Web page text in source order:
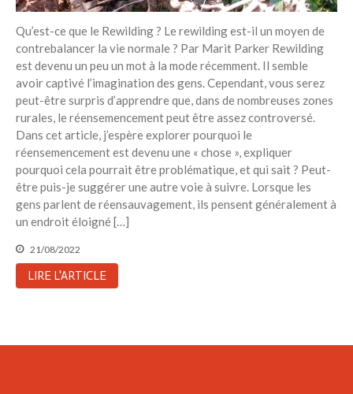
Qu’est-ce que le Rewilding ? Le rewilding est-il un moyen de
contrebalancer la vie normale ? Par Marit Parker Rewilding
est devenu un peu un mot à la mode récemment. Il semble
avoir captivé l’imagination des gens. Cependant, vous serez
peut-être surpris d’apprendre que, dans de nombreuses zones
rurales, le réensemencement peut être assez controversé.
Dans cet article, j’espère explorer pourquoi le
réensemencement est devenu une « chose », expliquer
pourquoi cela pourrait être problématique, et qui sait ? Peut-
être puis-je suggérer une autre voie à suivre. Lorsque les
gens parlent de réensauvagement, ils pensent généralement à
un endroit éloigné […]
21/08/2022
LIRE L'ARTICLE